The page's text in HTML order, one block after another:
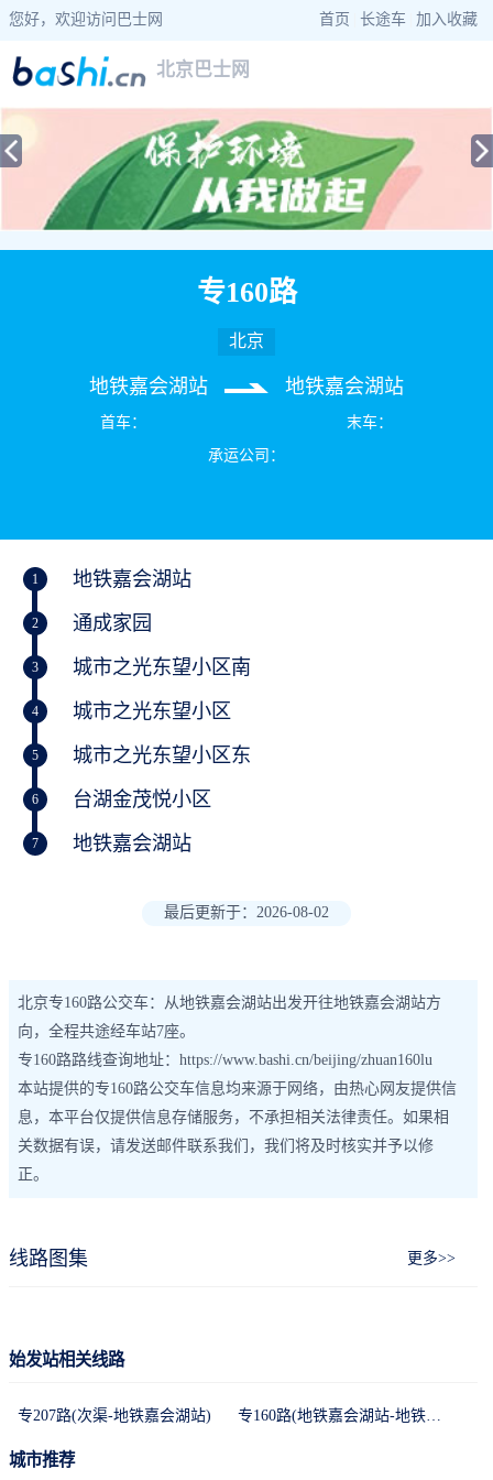
您好，欢迎访问巴士网 首页 长途车 加入收藏
北京巴士网
当前位置： 巴士网 >北京巴士> 专160路公交车路线查询
专160路
北京
地铁嘉会湖站 地铁嘉会湖站
首车：
末车：
承运公司：
1 地铁嘉会湖站
2 通成家园
3 城市之光东望小区南
4 城市之光东望小区
5 城市之光东望小区东
6 台湖金茂悦小区
7 地铁嘉会湖站
最后更新于：2026-08-02
北京专160路公交车：从地铁嘉会湖站出发开往地铁嘉会湖站方
向，全程共途经车站7座。
专160路路线查询地址：https://www.bashi.cn/beijing/zhuan160lu
本站提供的专160路公交车信息均来源于网络，由热心网友提供信
息，本平台仅提供信息存储服务，不承担相关法律责任。如果相
关数据有误，请发送邮件联系我们，我们将及时核实并予以修
正。
线路图集 更多>>
始发站相关线路
专207路(次渠-地铁嘉会湖站) 专160路(地铁嘉会湖站-地铁嘉会湖站)
城市推荐